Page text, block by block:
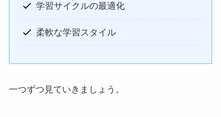
学習サイクルの最適化
柔軟な学習スタイル
一つずつ見ていきましょう。